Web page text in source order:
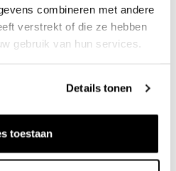
combineren met andere
verstrekt of die ze hebben
gebruik van hun services.
Details tonen
toestaan